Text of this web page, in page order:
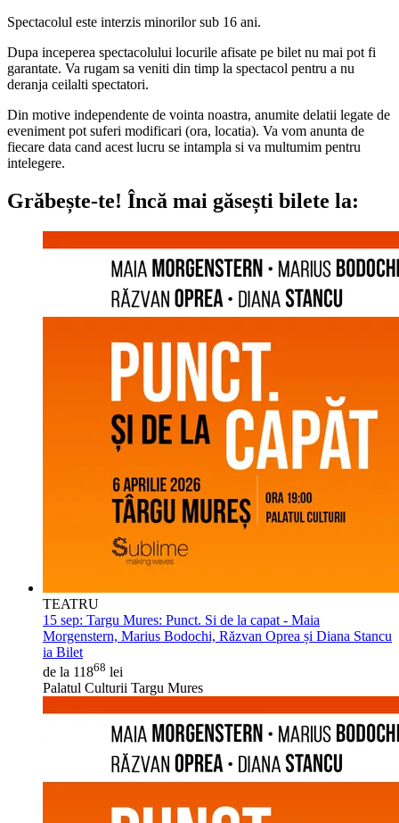
Spectacolul este interzis minorilor sub 16 ani.
Dupa inceperea spectacolului locurile afisate pe bilet nu mai pot fi
garantate. Va rugam sa veniti din timp la spectacol pentru a nu
deranja ceilalti spectatori.
Din motive independente de vointa noastra, anumite delatii legate de
eveniment pot suferi modificari (ora, locatia). Va vom anunta de
fiecare data cand acest lucru se intampla si va multumim pentru
intelegere.
Grăbește-te! Încă mai găsești bilete la:
TEATRU
15 sep: Targu Mures: Punct. Si de la capat - Maia
Morgenstern, Marius Bodochi, Răzvan Oprea și Diana Stancu
ia Bilet
de la 11868 lei
Palatul Culturii Targu Mures